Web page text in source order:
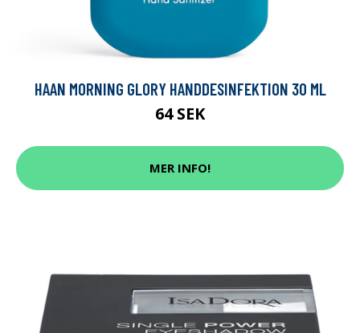
HAAN MORNING GLORY HANDDESINFEKTION 30 ML
64 SEK
MER INFO!